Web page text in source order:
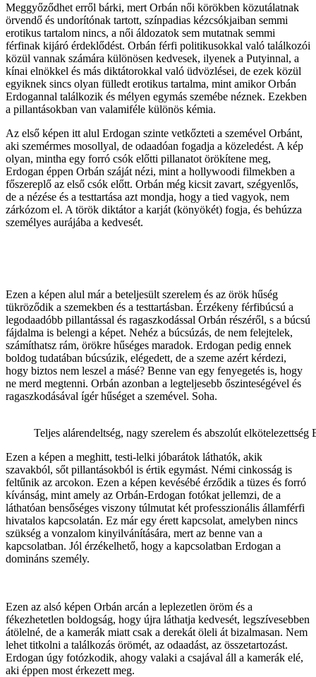
Meggyőződhet erről bárki, mert Orbán női körökben közutálatnak
örvendő és undorítónak tartott, színpadias kézcsókjaiban semmi
erotikus tartalom nincs, a női áldozatok sem mutatnak semmi
férfinak kijáró érdeklődést. Orbán férfi politikusokkal való találkozói
közül vannak számára különösen kedvesek, ilyenek a Putyinnal, a
kínai elnökkel és más diktátorokkal való üdvözlései, de ezek közül
egyiknek sincs olyan fülledt erotikus tartalma, mint amikor Orbán
Erdogannal találkozik és mélyen egymás szemébe néznek. Ezekben
a pillantásokban van valamiféle különös kémia.
Az első képen itt alul Erdogan szinte vetkőzteti a szemével Orbánt,
aki szemérmes mosollyal, de odaadóan fogadja a közeledést. A kép
olyan, mintha egy forró csók előtti pillanatot örökítene meg,
Erdogan éppen Orbán száját nézi, mint a hollywoodi filmekben a
főszereplő az első csók előtt. Orbán még kicsit zavart, szégyenlős,
de a nézése és a testtartása azt mondja, hogy a tied vagyok, nem
zárkózom el. A török diktátor a karját (könyökét) fogja, és behúzza
személyes aurájába a kedvesét.
Ezen a képen alul már a beteljesült szerelem és az örök hűség
tükröződik a szemekben és a testtartásban. Érzékeny férfibúcsú a
legodaadóbb pillantással és ragaszkodással Orbán részéről, s a búcsú
fájdalma is belengi a képet. Nehéz a búcsúzás, de nem felejtelek,
számíthatsz rám, örökre hűséges maradok. Erdogan pedig ennek
boldog tudatában búcsúzik, elégedett, de a szeme azért kérdezi,
hogy biztos nem leszel a másé? Benne van egy fenyegetés is, hogy
ne merd megtenni. Orbán azonban a legteljesebb őszinteségével és
ragaszkodásával ígér hűséget a szemével. Soha.
Teljes alárendeltség, nagy szerelem és abszolút
Ezen a képen a meghitt, testi-lelki jóbarátok láthatók, akik
szavakból, sőt pillantásokból is értik egymást. Némi cinkosság is
feltűnik az arcokon. Ezen a képen kevésébé érződik a tüzes és forró
kívánság, mint amely az Orbán-Erdogan fotókat jellemzi, de a
láthatóan bensőséges viszony túlmutat két professzionális államférfi
hivatalos kapcsolatán. Ez már egy érett kapcsolat, amelyben nincs
szükség a vonzalom kinyilvánítására, mert az benne van a
kapcsolatban. Jól érzékelhető, hogy a kapcsolatban Erdogan a
domináns személy.
Ezen az alsó képen Orbán arcán a leplezetlen öröm és a
fékezhetetlen boldogság, hogy újra láthatja kedvesét, legszívesebben
átölelné, de a kamerák miatt csak a derekát öleli át bizalmasan. Nem
lehet titkolni a találkozás örömét, az odaadást, az összetartozást.
Erdogan úgy fotózkodik, ahogy valaki a csajával áll a kamerák elé,
aki éppen most érkezett meg.